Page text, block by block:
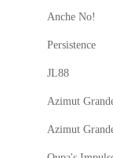
Anche No!
Persistence
JL88
Azimut
Azimut